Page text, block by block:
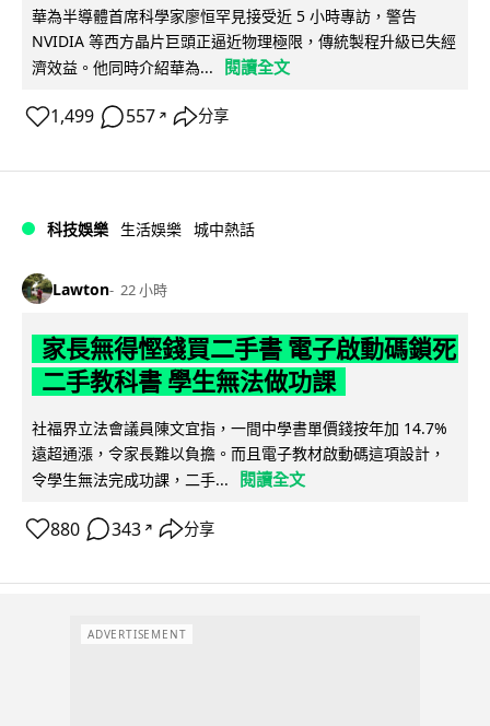
華為半導體首席科學家廖恒罕見接受近 5 小時專訪，警告
NVIDIA 等西方晶片巨頭正逼近物理極限，傳統製程升級已失經
濟效益。他同時介紹華為...
閱讀全文
1,499 557 ↗ 分享
科技娛樂 生活娛樂 城中熱話
Lawton 22 小時
家長無得慳錢買二手書 電子啟動碼鎖死
二手教科書 學生無法做功課
社福界立法會議員陳文宜指，一間中學書單價錢按年加 14.7%
遠超通漲，令家長難以負擔。而且電子教材啟動碼這項設計，
令學生無法完成功課，二手...
閱讀全文
880 343 ↗ 分享
ADVERTISEMENT